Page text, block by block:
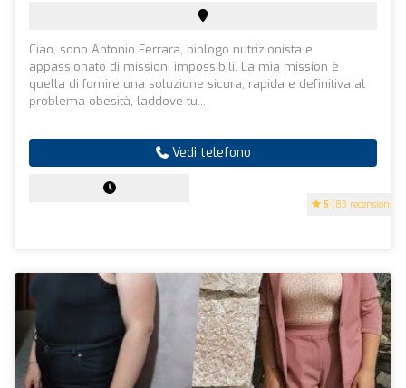
5 (83 recensioni)
Ciao, sono Antonio Ferrara, biologo nutrizionista e
appassionato di missioni impossibili. La mia mission è
quella di fornire una soluzione sicura, rapida e definitiva al
problema obesità, laddove tu...
Vedi telefono